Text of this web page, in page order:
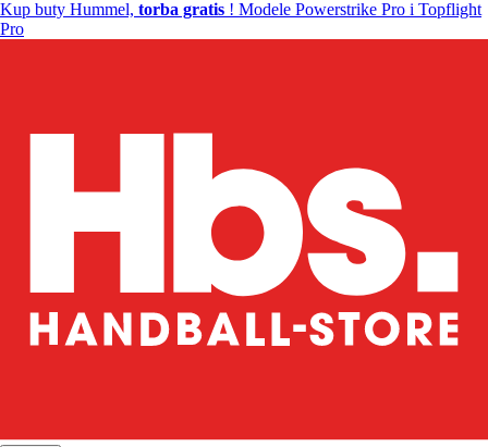
Kup buty Hummel, torba gratis ! Modele Powerstrike Pro i Topflight
Pro